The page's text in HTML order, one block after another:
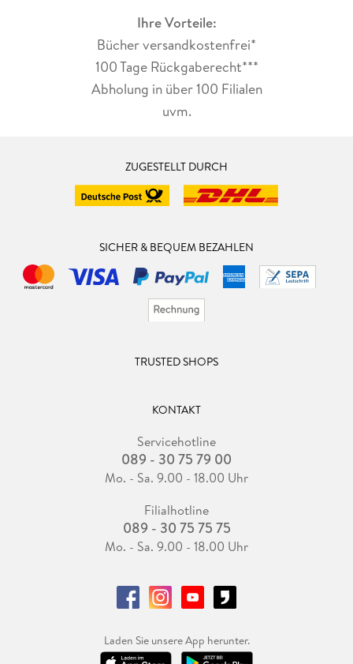
Ihre Vorteile:
Bücher versandkostenfrei*
100 Tage Rückgaberecht***
Abholung in über 100 Filialen
uvm.
ZUGESTELLT DURCH
SICHER & BEQUEM BEZAHLEN
TRUSTED SHOPS
KONTAKT
Servicehotline
089 - 30 75 79 00
Mo. - Sa. 9.00 - 18.00 Uhr
Filialhotline
089 - 30 75 75 75
Mo. - Sa. 9.00 - 18.00 Uhr
Laden Sie unsere App herunter.